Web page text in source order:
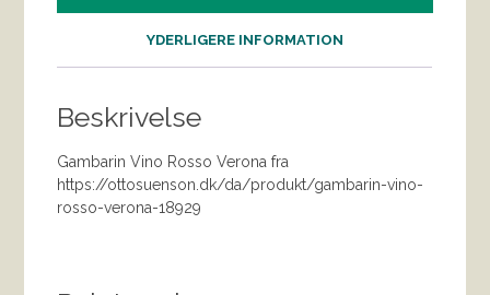
YDERLIGERE INFORMATION
Beskrivelse
Gambarin Vino Rosso Verona fra
https://ottosuenson.dk/da/produkt/gambarin-vino-
rosso-verona-18929